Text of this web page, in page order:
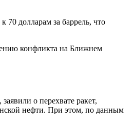
70 долларам за баррель, что
конфликта на Ближнем
о перехвате ракет,
нефти. При этом, по данным